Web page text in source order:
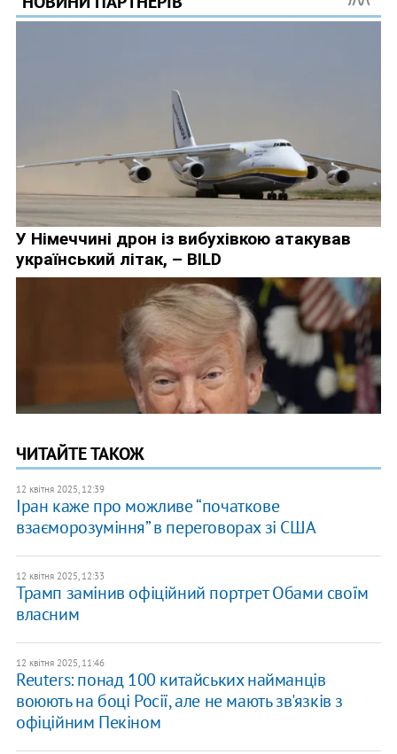
ЧИТАЙТЕ ТАКОЖ
12 квітня 2025, 12:39
Іран каже про можливе “початкове
взаєморозуміння” в переговорах зі США
12 квітня 2025, 12:33
Трамп замінив офіційний портрет Обами своїм
власним
12 квітня 2025, 11:46
Reuters: понад 100 китайських найманців
воюють на боці Росії, але не мають зв'язків з
офіційним Пекіном